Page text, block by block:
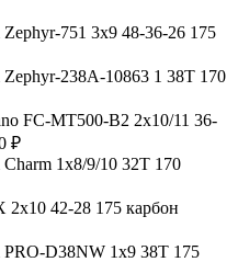
751 3x9 48-36-26 175
238A-10863 1 38T 170
FC-MT500-B2 2x10/11 36-
₽
1x8/9/10 32T 170
42-28 175 карбон
PRO-D38NW 1x9 38T 175